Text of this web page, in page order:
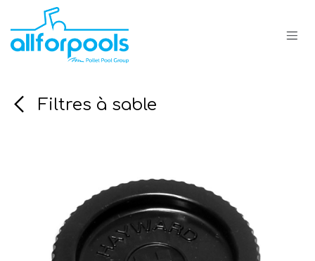
Se rendre au contenu
Filtres à sable